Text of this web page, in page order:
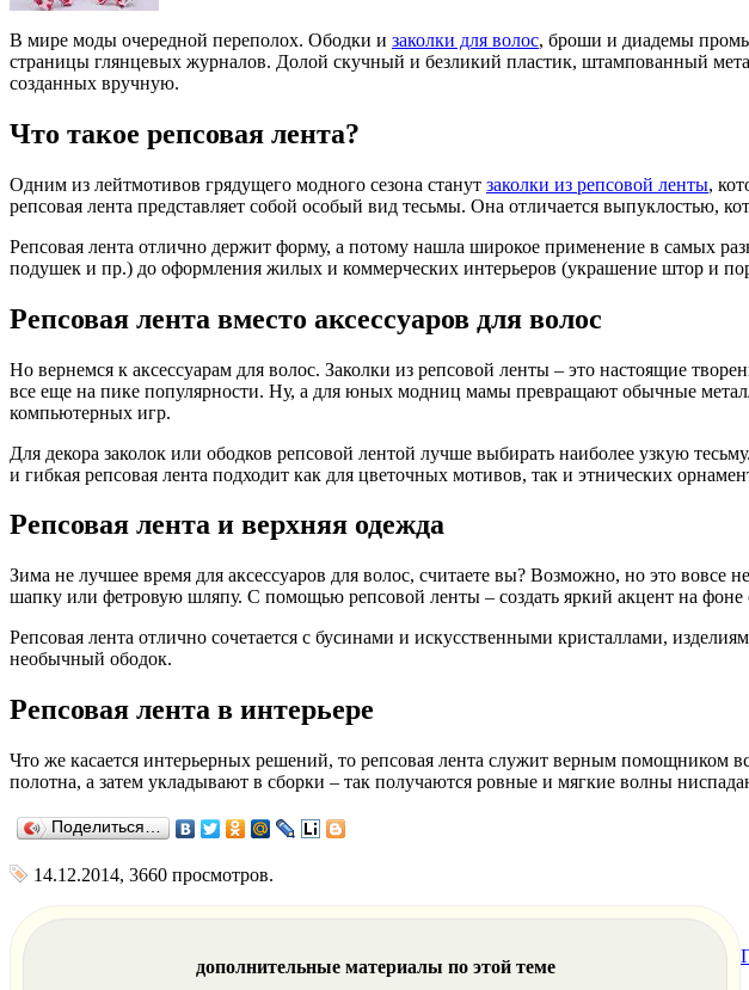
В мире моды очередной переполох. Ободки и заколки для волос, броши и диадемы
страницы глянцевых журналов. Долой скучный и безликий пластик, штампованный
созданных вручную.
Что такое репсовая лента?
Одним из лейтмотивов грядущего модного сезона станут заколки из репсовой ленты,
репсовая лента представляет собой особый вид тесьмы. Она отличается выпуклостью,
Репсовая лента отлично держит форму, а потому нашла широкое применение в самых
подушек и пр.) до оформления жилых и коммерческих интерьеров (украшение штор и
Репсовая лента вместо аксессуаров для волос
Но вернемся к аксессуарам для волос. Заколки из репсовой ленты – это настоящие
все еще на пике популярности. Ну, а для юных модниц мамы превращают обычные
компьютерных игр.
Для декора заколок или ободков репсовой лентой лучше выбирать наиболее узкую
и гибкая репсовая лента подходит как для цветочных мотивов, так и этнических
Репсовая лента и верхняя одежда
Зима не лучшее время для аксессуаров для волос, считаете вы? Возможно, но это
шапку или фетровую шляпу. С помощью репсовой ленты – создать яркий акцент на фоне
Репсовая лента отлично сочетается с бусинами и искусственными кристаллами,
необычный ободок.
Репсовая лента в интерьере
Что же касается интерьерных решений, то репсовая лента служит верным
полотна, а затем укладывают в сборки – так получаются ровные и мягкие волны
Поделиться…
14.12.2014, 3660 просмотров.
дополнительные материалы по этой теме